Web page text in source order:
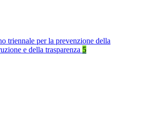
triennale per la prevenzione della
e della trasparenza 5